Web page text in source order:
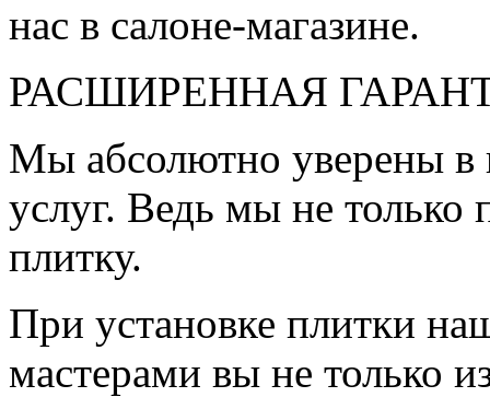
нас в салоне-магазине.
РАСШИРЕННАЯ
Мы абсолютно уверены в
услуг. Ведь мы не
плитку.
При установке плитки
мастерами вы не только